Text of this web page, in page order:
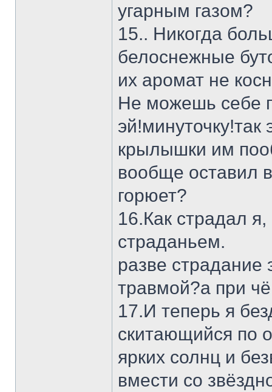
угарным газом?
15.. Никогда
белоснежные
их аромат не
Не можешь себе
крылышки им
вообще оставил
горюет?
16.Как страдал
страданьем.
разве
травмой?а при
17.И теперь я
скитающийся по
ярких солнц и
вмести со